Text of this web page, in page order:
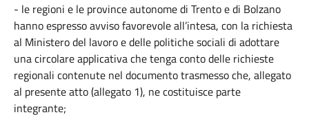
- le regioni e le province autonome di Trento e di Bolzano
hanno espresso avviso favorevole all’intesa, con la richiesta
al Ministero del lavoro e delle politiche sociali di adottare
una circolare applicativa che tenga conto delle richieste
regionali contenute nel documento trasmesso che, allegato
al presente atto (allegato 1), ne costituisce parte
integrante;